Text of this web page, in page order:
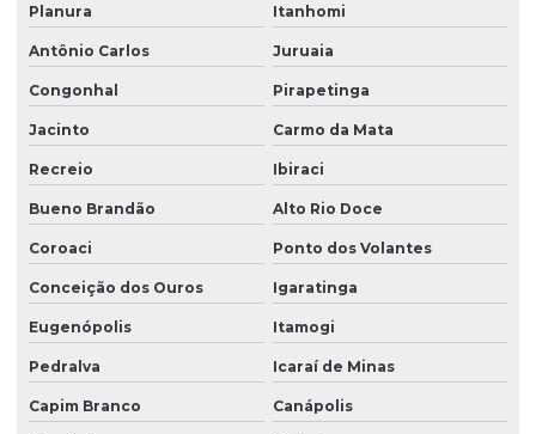
Planura Itanhomi
Antônio Carlos Juruaia
Congonhal Pirapetinga
Jacinto Carmo da Mata
Recreio Ibiraci
Bueno Brandão Alto Rio Doce
Coroaci Ponto dos Volantes
Conceição dos Ouros Igaratinga
Eugenópolis Itamogi
Pedralva Icaraí de Minas
Capim Branco Canápolis